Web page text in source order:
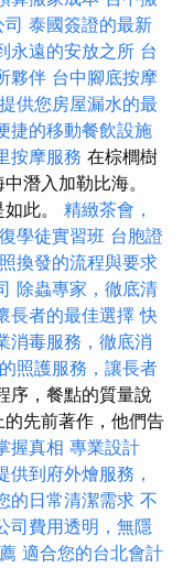
泰國簽證的最新
永遠的安放之所 台
夥伴 台中腳底按摩
供您房屋漏水的最
捷的移動餐飲設施
按摩服務 在棕櫚樹
潛入加勒比海。
此。 精緻茶會，
學徒實習班 台胞證
換發的流程與要求
除蟲專家，徹底清
長者的最佳選擇 快
消毒服務，徹底消
照護服務，讓長者
序，餐點的質量說
先前著作，他們告
握真相 專業設計
供到府外燴服務，
的日常清潔需求 不
司費用透明，無隱
適合您的台北會計